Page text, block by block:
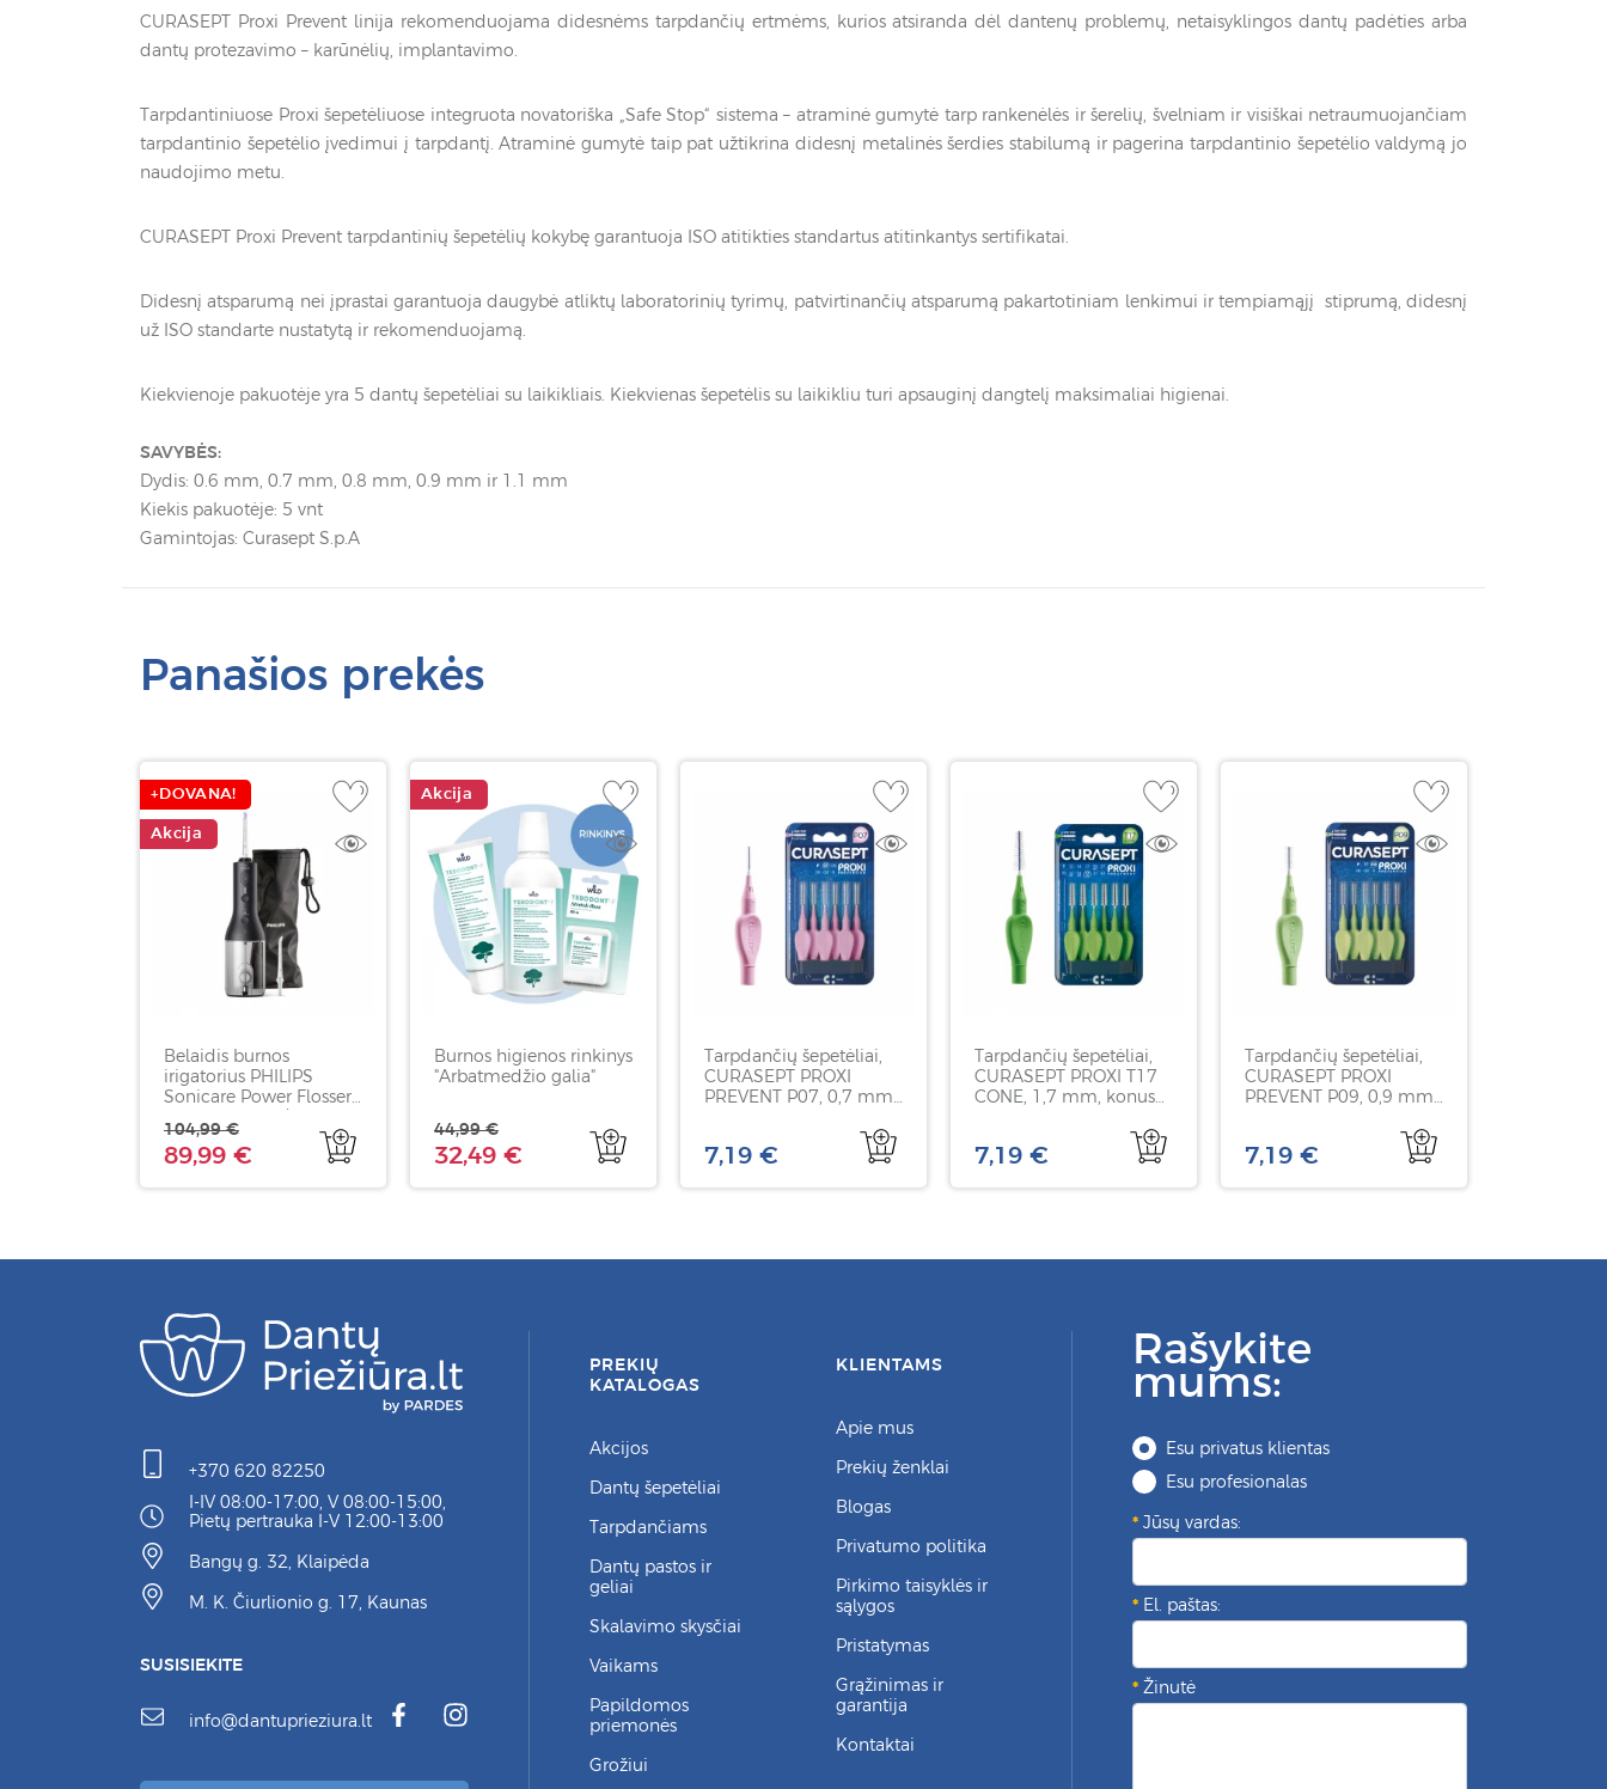
CURASEPT Proxi Prevent linija rekomenduojama didesnėms tarpdančių ertmėms, kurios atsiranda dėl dantenų problemų, netaisyklingos dantų padėties arba
dantų protezavimo – karūnėlių, implantavimo.
Tarpdantiniuose Proxi šepetėliuose integruota novatoriška „Safe Stop“ sistema – atraminė gumytė tarp rankenėlės ir šerelių, švelniam ir visiškai netraumuojančiam
tarpdantinio šepetėlio įvedimui į tarpdantį. Atraminė gumytė taip pat užtikrina didesnį metalinės šerdies stabilumą ir pagerina tarpdantinio šepetėlio valdymą jo
naudojimo metu.
CURASEPT Proxi Prevent tarpdantinių šepetėlių kokybę garantuoja ISO atitikties standartus atitinkantys sertifikatai.
Didesnį atsparumą nei įprastai garantuoja daugybė atliktų laboratorinių tyrimų, patvirtinančių atsparumą pakartotiniam lenkimui ir tempiamąjį stiprumą, didesnį
už ISO standarte nustatytą ir rekomenduojamą.
Kiekvienoje pakuotėje yra 5 dantų šepetėliai su laikikliais. Kiekvienas šepetėlis su laikikliu turi apsauginį dangtelį maksimaliai higienai.
SAVYBĖS:
Dydis: 0.6 mm, 0.7 mm, 0.8 mm, 0.9 mm ir 1.1 mm
Kiekis pakuotėje: 5 vnt
Gamintojas: Curasept S.p.A
Panašios prekės
+DOVANA!
Akcija
Belaidis burnos
irigatorius PHILIPS
Sonicare Power Flosser
juodos spalvos, 1 vnt
89,99 €
104,99 €
Akcija
Burnos higienos rinkinys
"Arbatmedžio galia"
32,49 €
44,99 €
Tarpdančių šepetėliai,
CURASEPT PROXI
PREVENT P07, 0,7 mm,
7,19 €
Tarpdančių šepetėliai,
CURASEPT PROXI T17
CONE, 1,7 mm, konuso
7,19 €
Tarpdančių šepetėliai,
CURASEPT PROXI
PREVENT P09, 0,9 mm,
7,19 €
+370 620 82250
I-IV 08:00-17:00, V 08:00-15:00,
Pietų pertrauka I-V 12:00-13:00
Bangų g. 32, Klaipėda
M. K. Čiurlionio g. 17, Kaunas
SUSISIEKITE
info@dantuprieziura.lt
PREKIŲ
KATALOGAS
Akcijos
Dantų šepetėliai
Tarpdančiams
Dantų pastos ir
geliai
Skalavimo skysčiai
Vaikams
Papildomos
priemonės
Grožiui
KLIENTAMS
Apie mus
Prekių ženklai
Blogas
Privatumo politika
Pirkimo taisyklės ir
sąlygos
Pristatymas
Grąžinimas ir
garantija
Kontaktai
Rašykite
mums:
Esu privatus klientas
Esu profesionalas
Jūsų vardas:
El. paštas:
Žinutė